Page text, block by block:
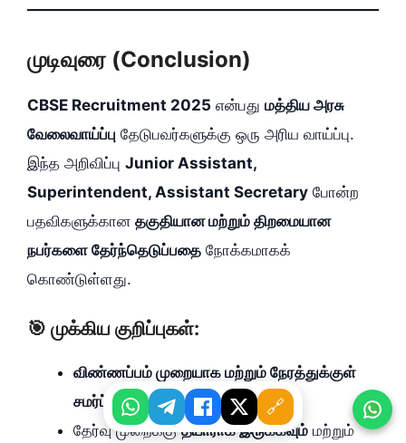
முடிவுரை (Conclusion)
CBSE Recruitment 2025 என்பது மத்திய அரசு
வேலைவாய்ப்பு தேடுபவர்களுக்கு ஒரு அரிய வாய்ப்பு.
இந்த அறிவிப்பு Junior Assistant,
Superintendent, Assistant Secretary போன்ற
பதவிகளுக்கான தகுதியான மற்றும் திறமையான
நபர்களை தேர்ந்தெடுப்பதை நோக்கமாகக்
கொண்டுள்ளது.
🎯 முக்கிய குறிப்புகள்:
விண்ணப்பம் முறையாக மற்றும் நேரத்துக்குள்
சமர்ப்பிக்கவும்.
தேர்வு முறைக்குதயாராக இருக்கவும் மற்றும்
🔗